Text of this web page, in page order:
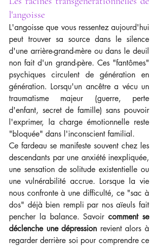
l'angoisse
L'angoisse que vous ressentez aujourd'hui
peut trouver sa source dans le silence
d'une arrière-grand-mère ou dans le deuil
non fait d'un grand-père. Ces "fantômes"
psychiques circulent de génération en
génération. Lorsqu'un ancêtre a vécu un
traumatisme majeur (guerre, perte
d'enfant, secret de famille) sans pouvoir
l'exprimer, la charge émotionnelle reste
"bloquée" dans l'inconscient familial.
Ce fardeau se manifeste souvent chez les
descendants par une anxiété inexpliquée,
une sensation de solitude existentielle ou
une vulnérabilité accrue. Lorsque la vie
nous confronte à une difficulté, ce "sac à
dos" déjà bien rempli par nos aïeuls fait
pencher la balance. Savoir comment se
déclenche une dépression revient alors à
regarder derrière soi pour comprendre ce